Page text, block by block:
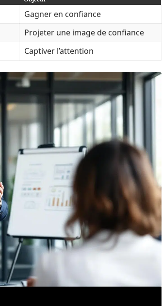
Gagner en confiance
Projeter une image de confiance
Captiver l’attention